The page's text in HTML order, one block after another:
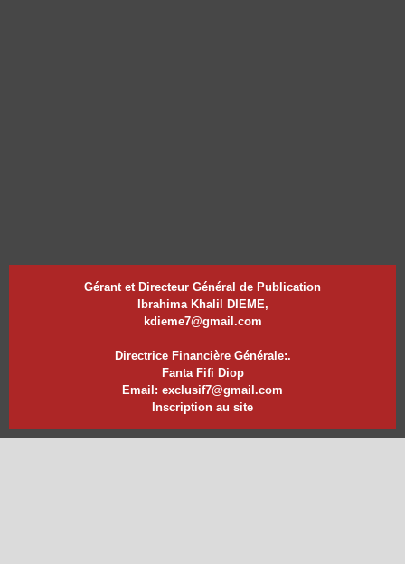
Gérant et Directeur Général de Publication
Ibrahima Khalil DIEME,
kdieme7@gmail.com
Directrice Financière Générale:.
Fanta Fifi Diop
Email: exclusif7@gmail.com
Inscription au site